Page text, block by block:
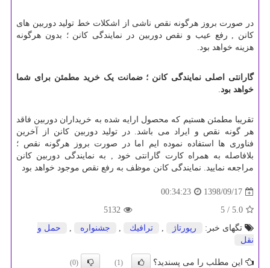
در صورت بروز هرگونه نقص ناشی از اشکلات خط تولید دوربین های
کانن , رفع عیب و نقص دوربین در نمایندگی کانن ؛ بدون هرگونه
هزینه خواهد بود.
گارانتی اصلی نمایندگی کانن ؛ ضمانت یک خرید مطمئن برای شما
خواهد بود
تقریبا مطمئن هستیم که محصول ارایه شده به خریداران دوربین فاقد
هر گونه نقص و ایراد می باشد. در تولید دوربین کانن از آخرین
فناوری ها استفاده نموده ایم اما در صورت بروز هرگونه نقص ؛
بلافاصله به همراه کارت گارانتی خود , به نمایندگی دوربین کانن
مراجعه نمایید. نمایندگی کانن موظف به رفع نقص موجود خواهد بود
1398/09/17
00:34:23
5.0
/ 5
5132
تگهای خبر:
رپورتاژ , ترافیك , جشنواره ,
حمل و
نقل
این مطلب را می پسندید؟ (1)
(0)